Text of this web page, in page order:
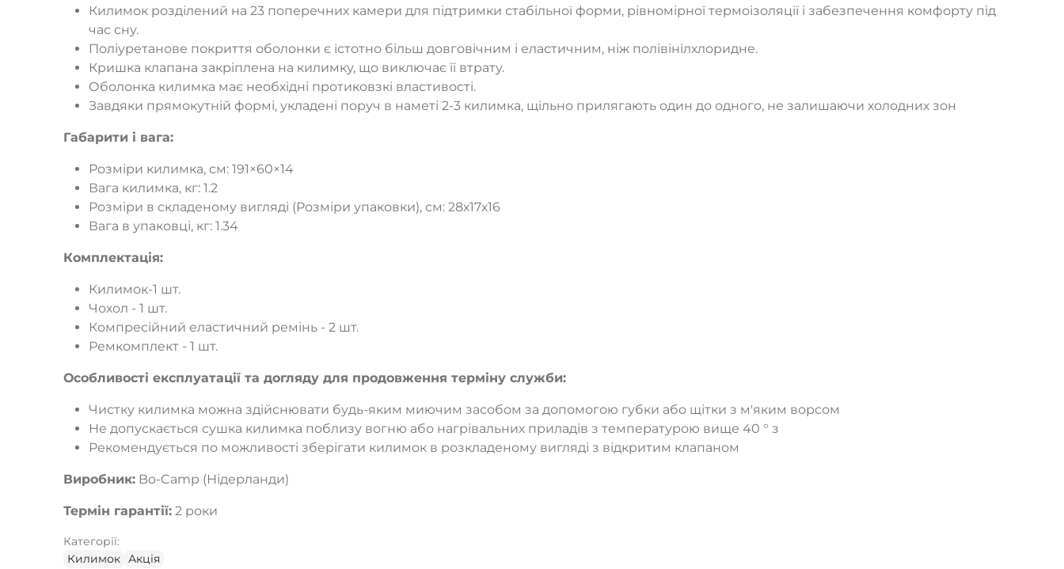
Килимок розділений на 23 поперечних камери для підтримки стабільної форми, рівномірної термоізоляції і забезпечення комфорту під
час сну.
Поліуретанове покриття оболонки є істотно більш довговічним і еластичним, ніж полівінілхлоридне.
Кришка клапана закріплена на килимку, що виключає її втрату.
Оболонка килимка має необхідні протиковзкі властивості.
Завдяки прямокутній формі, укладені поруч в наметі 2-3 килимка, щільно прилягають один до одного, не залишаючи холодних зон
Габарити і вага:
Розміри килимка, см: 191×60×14
Вага килимка, кг: 1.2
Розміри в складеному вигляді (Розміри упаковки), см: 28х17х16
Вага в упаковці, кг: 1.34
Комплектація:
Килимок-1 шт.
Чохол - 1 шт.
Компресійний еластичний ремінь - 2 шт.
Ремкомплект - 1 шт.
Особливості експлуатації та догляду для продовження терміну служби:
Чистку килимка можна здійснювати будь-яким миючим засобом за допомогою губки або щітки з м'яким ворсом
Не допускається сушка килимка поблизу вогню або нагрівальних приладів з температурою вище 40 ° з
Рекомендується по можливості зберігати килимок в розкладеному вигляді з відкритим клапаном
Виробник: Bo-Camp (Нідерланди)
Термін гарантії: 2 роки
Категорії:
Килимок Акція